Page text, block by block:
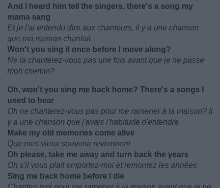
And I heard him tell the singers, there's a song my
mama sang
Et je l'ai entendu dire aux chanteurs, il y a une chanson
que ma maman chantait
Won't you sing it once before I move along?
Ne la chanterez-vous pas une fois avant que je ne passe
mon chemin?
Oh, won't you sing me back home? There's a songs I
used to hear
Oh ne chanterez-vous pas pour me ramener à la maison? Il
y a une chanson que j'avais l'habitude d'entendre
Make my old memories come alive
Que mes vieux souvenir reviennent
Oh please, take me away and turn back the years
Oh s'il vous plait emportez-moi et remontez les années
Sing me back home before I die